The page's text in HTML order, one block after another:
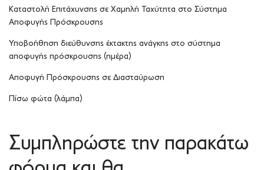
Καταστολή Επιτάχυνσης σε Χαμηλή Ταχύτητα στο Σύστημα
Αποφυγής Πρόσκρουσης
Υποβοήθηση διεύθυνσης έκτακτης ανάγκης στο σύστημα
αποφυγής πρόσκρουσης (ημέρα)
Αποφυγή Πρόσκρουσης σε Διασταύρωση
Πίσω φώτα (λάμπα)
Συμπληρώστε την παρακάτω